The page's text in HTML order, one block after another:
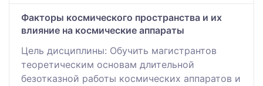
Факторы космического пространства и их
влияние на космические аппараты
Цель дисциплины: Обучить магистрантов
теоретическим основам длительной
безотказной работы космических аппаратов и